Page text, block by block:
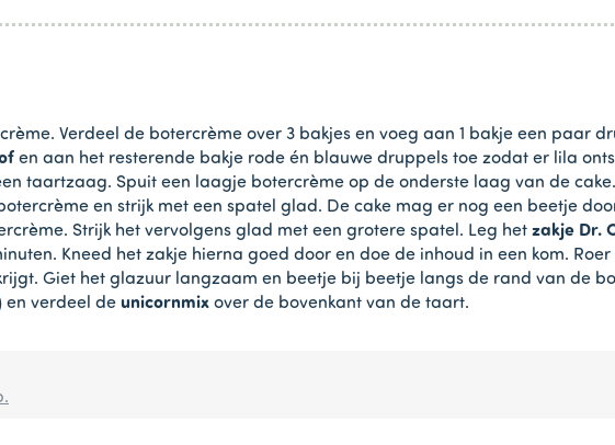
Verdeel de botercrème over 3 bakjes en voeg aan 1 bakje een paar
en aan het resterende bakje rode én blauwe druppels toe zodat er lila
taartzaag. Spuit een laagje botercrème op de onderste laag van de
en strijk met een spatel glad. De cake mag er nog een beetje
Strijk het vervolgens glad met een grotere spatel. Leg het zakje Dr.
Kneed het zakje hierna goed door en doe de inhoud in een kom.
Giet het glazuur langzaam en beetje bij beetje langs de rand van de
en verdeel de unicornmix over de bovenkant van de taart.